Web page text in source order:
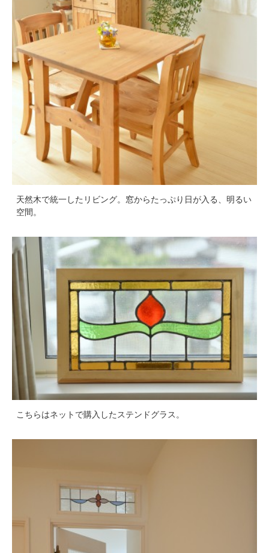
天然木で統一したリビング。窓からたっぷり日が入る、明るい
空間。
こちらはネットで購入したステンドグラス。